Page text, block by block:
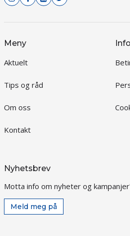
Meny
Aktuelt
Tips og råd
Om oss
Kontakt
Nyhetsbrev
Motta info om nyheter og
Meld meg på